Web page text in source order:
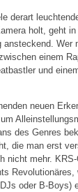
derart
holt, geht
ansteckend. Wer
einem
und
neuen
des Genres
die man erst
nicht mehr.
Revolutionäres,
oder B-Boys)